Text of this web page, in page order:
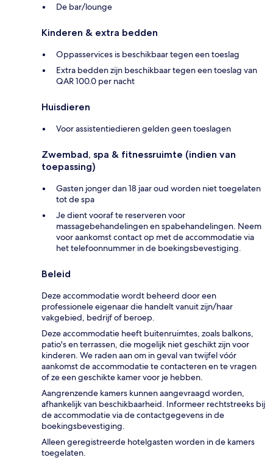
De bar/lounge
Kinderen & extra bedden
Oppasservices is beschikbaar tegen een toeslag
Extra bedden zijn beschikbaar tegen een toeslag van
QAR 100.0 per nacht
Huisdieren
Voor assistentiedieren gelden geen toeslagen
Zwembad, spa & fitnessruimte (indien van
toepassing)
Gasten jonger dan 18 jaar oud worden niet toegelaten
tot de spa
Je dient vooraf te reserveren voor
massagebehandelingen en spabehandelingen. Neem
voor aankomst contact op met de accommodatie via
het telefoonnummer in de boekingsbevestiging.
Beleid
Deze accommodatie wordt beheerd door een
professionele eigenaar die handelt vanuit zijn/haar
vakgebied, bedrijf of beroep.
Deze accommodatie heeft buitenruimtes, zoals balkons,
patio's en terrassen, die mogelijk niet geschikt zijn voor
kinderen. We raden aan om in geval van twijfel vóór
aankomst de accommodatie te contacteren en te vragen
of ze een geschikte kamer voor je hebben.
Aangrenzende kamers kunnen aangevraagd worden,
afhankelijk van beschikbaarheid. Informeer rechtstreeks bij
de accommodatie via de contactgegevens in de
boekingsbevestiging.
Alleen geregistreerde hotelgasten worden in de kamers
toegelaten.